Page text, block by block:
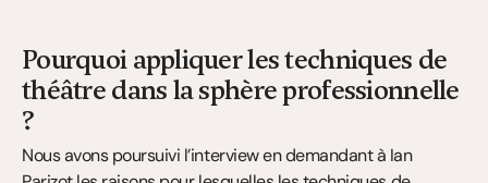
Pourquoi appliquer les techniques de
théâtre dans la sphère professionnelle
?
Nous avons poursuivi l’interview en demandant à Ian